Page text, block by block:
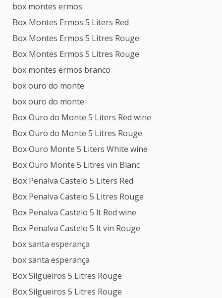
box montes ermos
Box Montes Ermos 5 Liters Red
Box Montes Ermos 5 Litres Rouge
Box Montes Ermos 5 Litres Rouge
box montes ermos branco
box ouro do monte
box ouro do monte
Box Ouro do Monte 5 Liters Red wine
Box Ouro do Monte 5 Litres Rouge
Box Ouro Monte 5 Liters White wine
Box Ouro Monte 5 Litres vin Blanc
Box Penalva Castelo 5 Liters Red
Box Penalva Castelo 5 Litres Rouge
Box Penalva Castelo 5 lt Red wine
Box Penalva Castelo 5 lt vin Rouge
box santa esperança
box santa esperança
Box Silgueiros 5 Litres Rouge
Box Silgueiros 5 Litres Rouge